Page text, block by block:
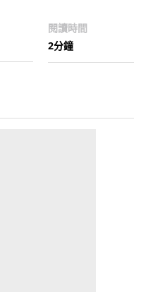
閱讀時間
2分鐘